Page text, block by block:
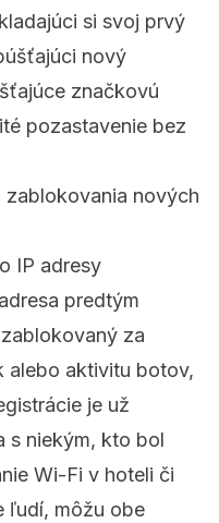
si svoj prvý
nový
značkovú
pozastavenie bez
nových
IP adresy
predtým
za
alebo aktivitu botov,
je už
s niekým, kto bol
Wi-Fi v hoteli či
ľudí, môžu obe